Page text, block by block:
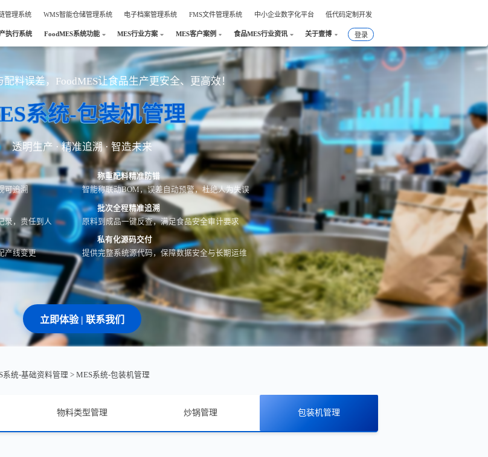
管理系统 WMS智能仓储管理系统 电子档案管理系统 FMS文件管理系统 中小企业数字化平台 低代码定制开发
执行系统 FoodMES系统功能 MES行业方案 MES客户案例 食品MES行业资讯 关于壹博 登录
配料误差，FoodMES让食品生产更安全、更高效！
系统-包装机管理
透明生产 · 精准追溯 · 智造未来
可追溯
称重配料精准防错
智能称联动BOM，误差自动预警，杜绝人为失误
录，责任到人
批次全程精准追溯
原料到成品一键反查，满足食品安全审计要求
产线变更
私有化源码交付
提供完整系统源代码，保障数据安全与长期运维
立即体验 | 联系我们
系统-基础资料管理 > MES系统-包装机管理
物料类型管理 炒锅管理 包装机管理